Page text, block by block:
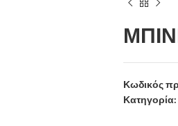
Κωδικός
Κατηγορία: